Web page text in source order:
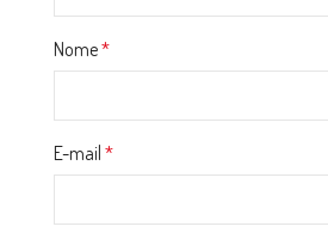
Nome*
E-mail *